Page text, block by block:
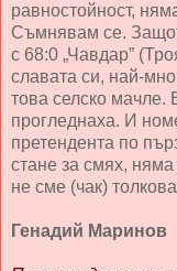
равностойност,
Съмнявам се.
с 68:0 „Чавдар”
славата си, най-
това селско мачле.
прогледнаха. И
претендента по
стане за смях,
не сме (чак)
Генадий Маринов